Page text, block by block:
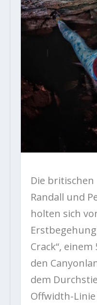
Die
Randall und
holten sich
Crack“,
den
dem
Offwidth-